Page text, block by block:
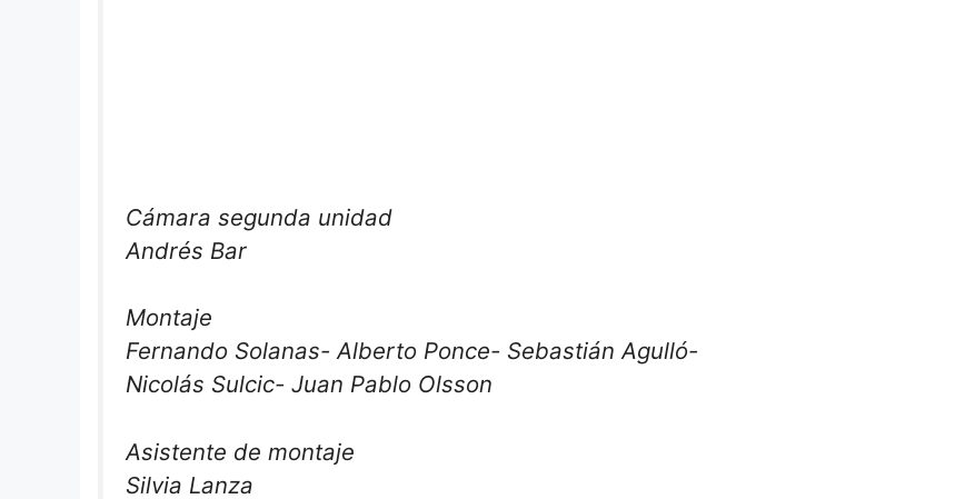
Cámara segunda unidad
Andrés Bar
Montaje
Fernando Solanas- Alberto Ponce- Sebastián Agulló-
Nicolás Sulcic- Juan Pablo Olsson
Asistente de montaje
Silvia Lanza